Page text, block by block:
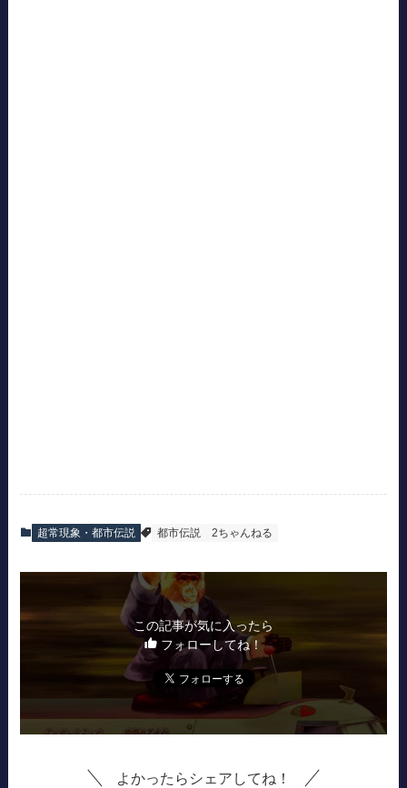
超常現象・都市伝説 都市伝説 2ちゃんねる
この記事が気に入ったら
フォローしてね！
よかったらシェアしてね！